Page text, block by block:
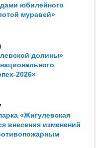
юбилейного
муравей»
долины»
2026»
«Жигулевская
внесения изменений